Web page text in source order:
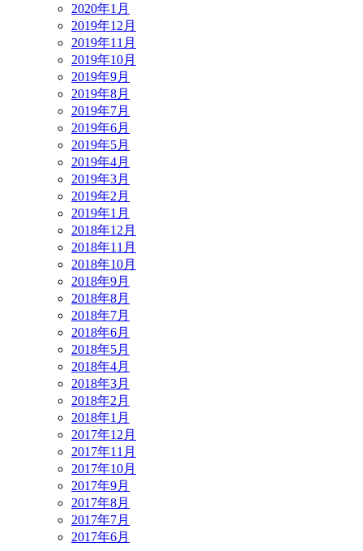
2020年1月
2019年12月
2019年11月
2019年10月
2019年9月
2019年8月
2019年7月
2019年6月
2019年5月
2019年4月
2019年3月
2019年2月
2019年1月
2018年12月
2018年11月
2018年10月
2018年9月
2018年8月
2018年7月
2018年6月
2018年5月
2018年4月
2018年3月
2018年2月
2018年1月
2017年12月
2017年11月
2017年10月
2017年9月
2017年8月
2017年7月
2017年6月